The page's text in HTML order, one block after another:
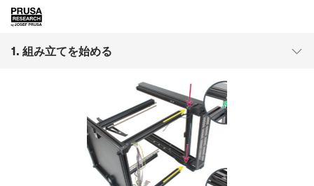
1. 組み立てを始める